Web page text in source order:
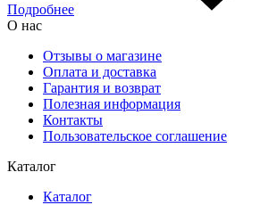
Подробнее
О нас
Отзывы о магазине
Оплата и доставка
Гарантия и возврат
Полезная информация
Контакты
Пользовательское соглашение
Каталог
Каталог